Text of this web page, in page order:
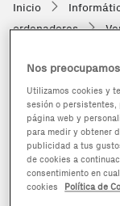
Inicio
ordenadores
Nos
Utilizamos cookies y
sesión o persistentes,
página web y
para medir y obtener
publicidad a tus
de cookies a
consentimiento en
cookies
Política de